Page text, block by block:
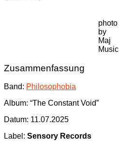
photo
by
Maj
Music
Zusammenfassung
Band: Philosophobia
Album: “The Constant Void”
Datum: 11.07.2025
Label: Sensory Records